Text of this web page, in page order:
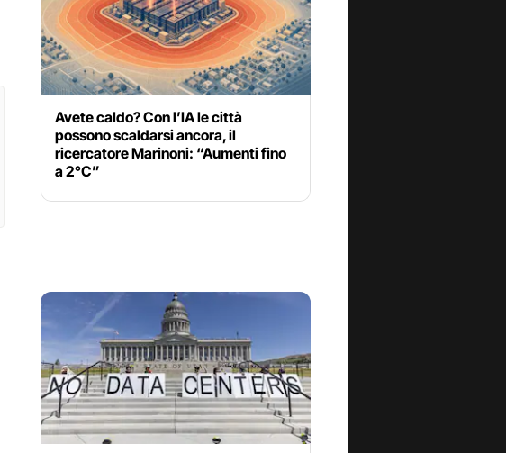
Avete caldo? Con l’IA le città
possono scaldarsi ancora, il
ricercatore Marinoni: “Aumenti fino
a 2°C”